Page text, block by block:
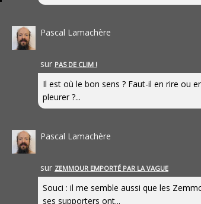
Pascal Lamachère
sur PAS DE CLIM !
Il est où le bon sens ? Faut-il en rire ou
pleurer ?...
Pascal Lamachère
sur ZEMMOUR EMPORTÉ PAR LA VAGUE
Souci : il me semble aussi que les
ses supporters ont...